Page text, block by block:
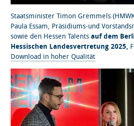
Staatsminister Timon Gremmels
Paula Essam, Präsidiums-und
sowie den Hessen Talentsauf dem
Hessischen Landesvertretung 2025,
Download in hoher Qualität